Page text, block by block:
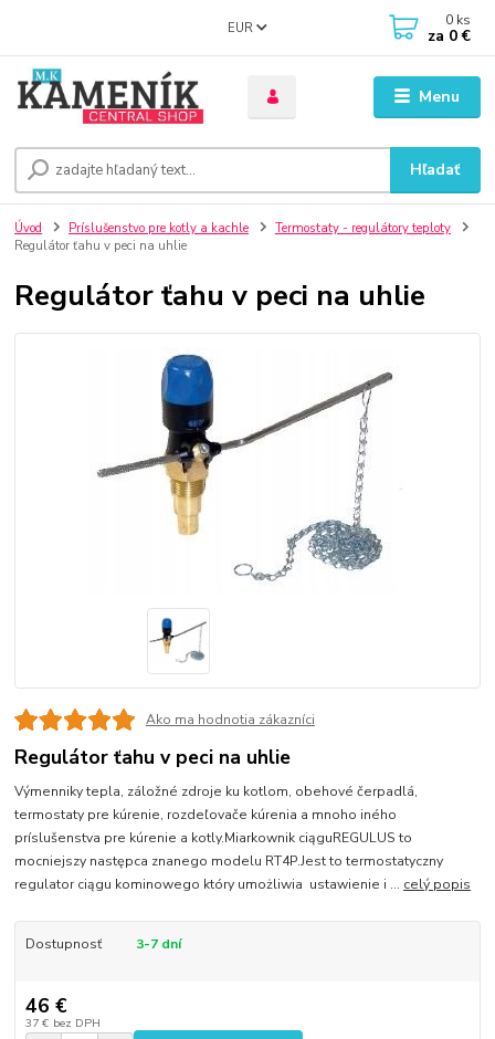
Menu
EUR
Hľadať
0 ks
za 0 €
Úvod Príslušenstvo pre kotly a kachle
Termostaty - regulátory teploty
Regulátor ťahu v peci na uhlie
Regulátor ťahu v peci na uhlie
Ako ma hodnotia zákazníci
Regulátor ťahu v peci na uhlie
Výmenniky tepla, záložné zdroje ku kotlom, obehové čerpadlá,
termostaty pre kúrenie, rozdeľovače kúrenia a mnoho iného
príslušenstva pre kúrenie a kotly.Miarkownik ciąguREGULUS to
mocniejszy następca znanego modelu RT4P.Jest to termostatyczny
regulator ciągu kominowego który umożliwia ustawienie i ... celý popis
Dostupnosť 3-7 dní
46 €
37 € bez DPH